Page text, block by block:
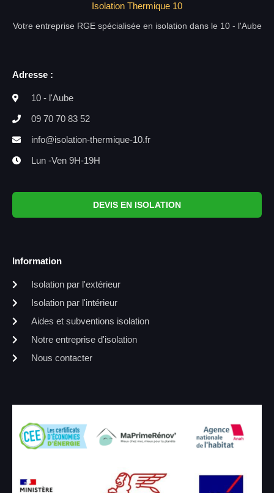
Isolation Thermique 10
Votre entreprise RGE spécialisée en isolation dans le 10 - l'Aube
Adresse :
10 - l'Aube
09 70 70 83 52
info@isolation-thermique-10.fr
Lun -Ven 9H-19H
DEVIS EN ISOLATION
Information
Isolation par l'extérieur
Isolation par l'intérieur
Aides et subventions isolation
Notre entreprise d'isolation
Nous contacter